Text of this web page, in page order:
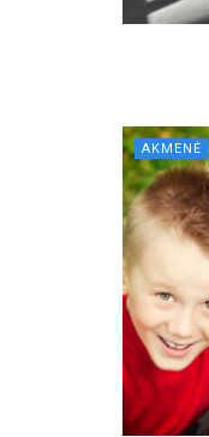
AKMENĖ